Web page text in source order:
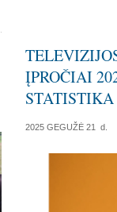
ĮPROČIAI
2025 GEGUŽĖ 21 d.